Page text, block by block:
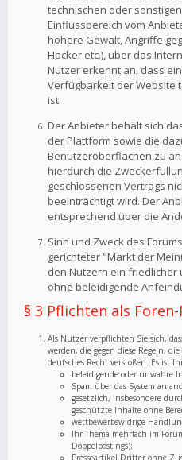
technischen oder
Einflussbereich vom
höhere Gewalt, Angriffe
Hacker etc.), über das
Nutzer erkennt an, dass
Verfügbarkeit der Website
ist.
Der Anbieter behält sich
der Plattform sowie die
Benutzeroberflächen zu
hierdurch die
geschlossenen Vertrags
beeinträchtigt wird. Der
entsprechend über die
Sinn und Zweck des
gerichteter "Markt der
den Nutzern ein friedlicher
ohne beleidigende
§ 3 Pflichten als
Als Nutzer verpflichten Sie sich,
werden, die gegen diese Regeln,
deutsches Recht verstoßen. Es ist
beleidigende oder unwahre
Spam über das System an
gesetzlich, insbesondere
geschützte Inhalte ohne
wettbewerbswidrige
Ihr Thema mehrfach im
Doppelpostings);
Presseartikel Dritter ohne